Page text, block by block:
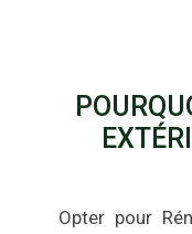
Opter pour